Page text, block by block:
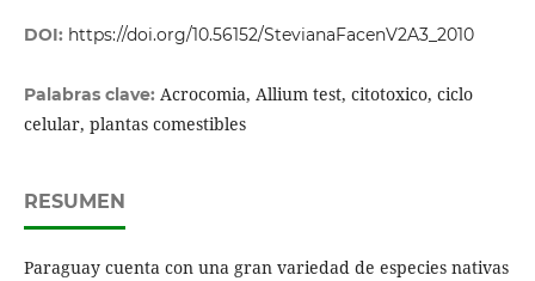
DOI: https://doi.org/10.56152/StevianaFacenV2A3_2010
Palabras clave: Acrocomia, Allium test, citotoxico, ciclo
celular, plantas comestibles
RESUMEN
Paraguay cuenta con una gran variedad de especies nativas